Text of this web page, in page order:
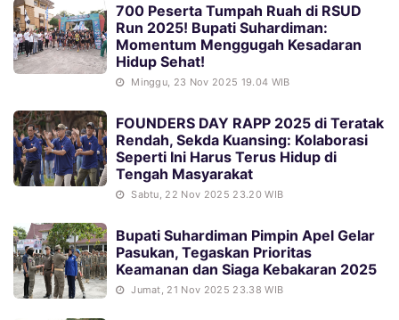
700 Peserta Tumpah Ruah di RSUD
Run 2025! Bupati Suhardiman:
Momentum Menggugah Kesadaran
Hidup Sehat!
Minggu, 23 Nov 2025 19.04 WIB
FOUNDERS DAY RAPP 2025 di Teratak
Rendah, Sekda Kuansing: Kolaborasi
Seperti Ini Harus Terus Hidup di
Tengah Masyarakat
Sabtu, 22 Nov 2025 23.20 WIB
Bupati Suhardiman Pimpin Apel Gelar
Pasukan, Tegaskan Prioritas
Keamanan dan Siaga Kebakaran 2025
Jumat, 21 Nov 2025 23.38 WIB